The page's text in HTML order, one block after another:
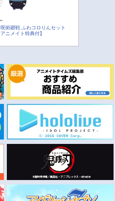
術廻戦 ふわコロりんセット
ニメイト特典付】